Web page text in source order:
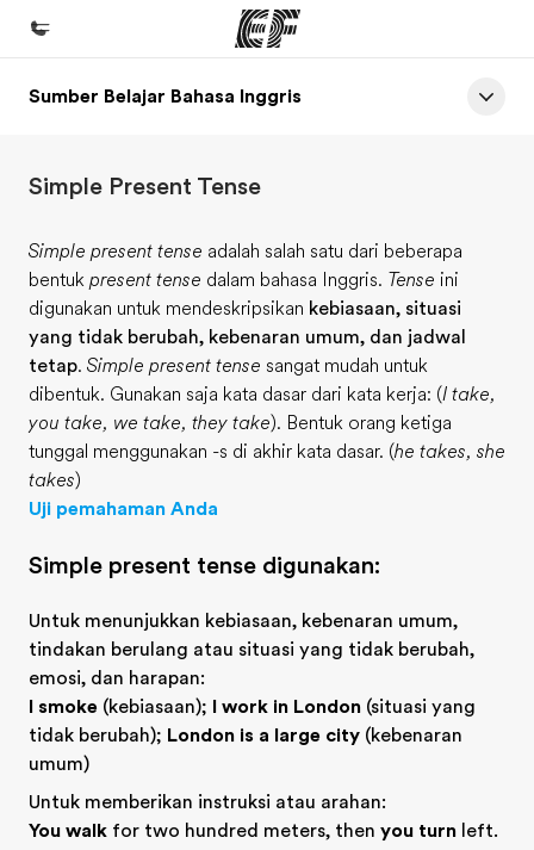
Beranda
Daftar program
Kantor dan sekolah
Kantor terdekat
Tentang kami
Karir
Bergabung dengan tim kami
Sumber Belajar Bahasa Inggris
Simple Present Tense
Simple present tense adalah salah satu dari beberapa
bentuk present tense dalam bahasa Inggris. Tense ini
digunakan untuk mendeskripsikan kebiasaan, situasi
yang tidak berubah, kebenaran umum, dan jadwal
tetap. Simple present tense sangat mudah untuk
dibentuk. Gunakan saja kata dasar dari kata kerja: (I take,
you take, we take, they take). Bentuk orang ketiga
tunggal menggunakan -s di akhir kata dasar. (he takes, she
takes)
Uji pemahaman Anda
Simple present tense digunakan:
Untuk menunjukkan kebiasaan, kebenaran umum,
tindakan berulang atau situasi yang tidak berubah,
emosi, dan harapan:
I smoke (kebiasaan); I work in London (situasi yang
tidak berubah); London is a large city (kebenaran
umum)
Untuk memberikan instruksi atau arahan:
You walk for two hundred meters, then you turn left.